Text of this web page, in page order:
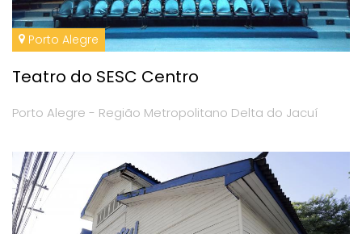
Porto Alegre
Teatro do SESC Centro
Porto Alegre - Região Metropolitano Delta do Jacuí